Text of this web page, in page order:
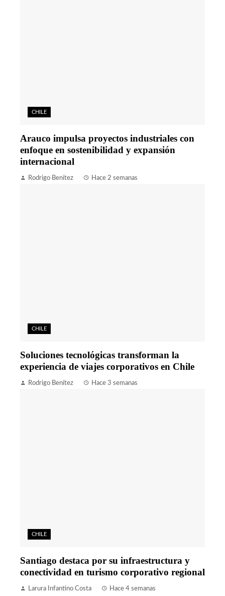
CHILE
Arauco impulsa proyectos industriales con
enfoque en sostenibilidad y expansión
internacional
Rodrigo Benítez Hace 2 semanas
CHILE
Soluciones tecnológicas transforman la
experiencia de viajes corporativos en Chile
Rodrigo Benítez Hace 3 semanas
CHILE
Santiago destaca por su infraestructura y
conectividad en turismo corporativo regional
Larura Infantino Costa Hace 4 semanas